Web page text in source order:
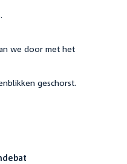
we door met het
geschorst.